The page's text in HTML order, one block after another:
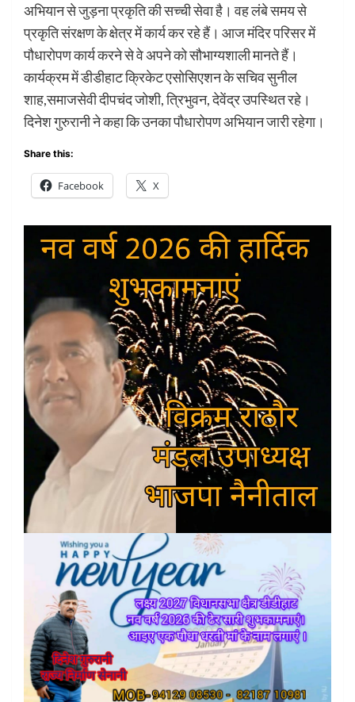
अभियान से जुड़ना प्रकृति की सच्ची सेवा है। वह लंबे समय से
प्रकृति संरक्षण के क्षेत्र में कार्य कर रहे हैं। आज मंदिर परिसर में
पौधारोपण कार्य करने से वे अपने को सौभाग्यशाली मानते हैं।
कार्यक्रम में डीडीहाट क्रिकेट एसोसिएशन के सचिव सुनील
शाह,समाजसेवी दीपचंद जोशी, त्रिभुवन, देवेंद्र उपस्थित रहे।
दिनेश गुरुरानी ने कहा कि उनका पौधारोपण अभियान जारी रहेगा।
Share this:
Facebook X